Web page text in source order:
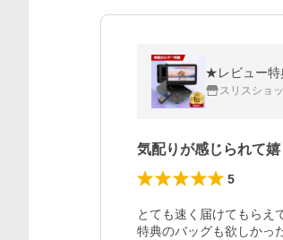
スリスショ
気配りが感じられて
5
とても速く届けてもらえ
特典のバッグも欲しかっ